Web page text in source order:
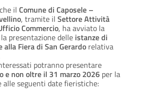
che il Comune di Caposele –
, tramite il Settore Attività
Commercio, ha avviato la
presentazione delle istanze di
alla Fiera di San Gerardo relativa
potranno presentare
e non oltre il 31 marzo 2026 per la
alle seguenti date fieristiche: